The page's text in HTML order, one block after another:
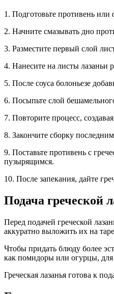
1. Подготовьте противень или
2. Начните смазывать дно
3. Разместите первый слой
4. Нанесите на листы лазаньи
5. После соуса болоньезе
6. Посыпьте слой
7. Повторите процесс,
8. Закончите сборку
9. Поставьте противень с
пузырящимся.
10. После запекания, дайте
Подача греческой
Перед подачей греческой
аккуратно выложить их на
Чтобы придать блюду более
как помидоры или огурцы, для
Греческая лазанья готова к